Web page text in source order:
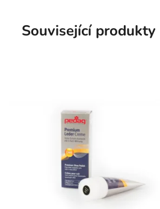
Související produkty